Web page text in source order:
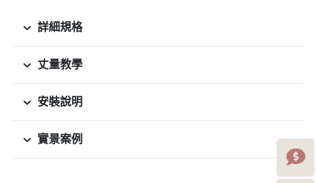
詳細規格
丈量教學
安裝說明
實景案例